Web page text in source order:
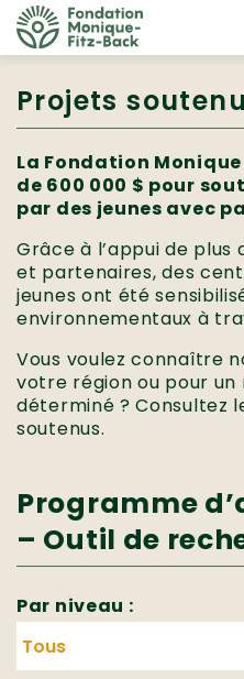
Projets
La Fondation
de 600 000 $ pour
par des jeunes avec
Grâce à l’appui de plus
et partenaires, des
jeunes ont été
environnementaux à
Vous voulez connaître
votre région ou pour un
déterminé ? Consultez
soutenus.
Programme
– Outil de
Par niveau :